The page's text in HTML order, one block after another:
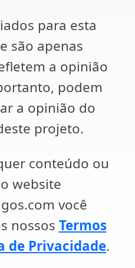
para esta
são apenas
a opinião
podem
a opinião do
projeto.
conteúdo ou
website
você
nossos Termos
de Privacidade.